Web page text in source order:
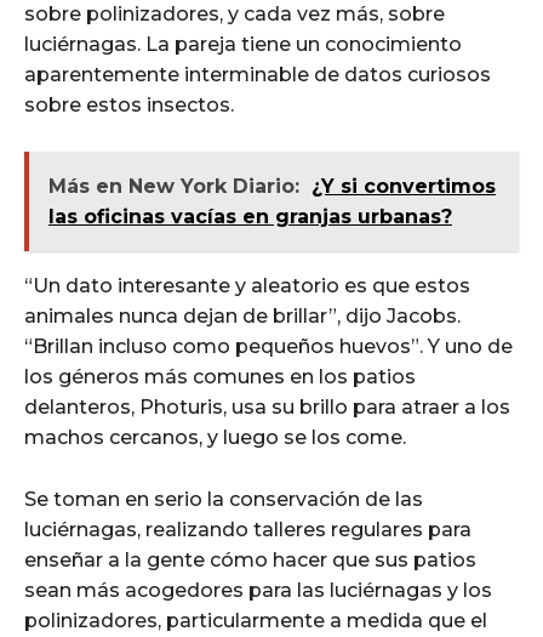
sobre polinizadores, y cada vez más, sobre
luciérnagas. La pareja tiene un conocimiento
aparentemente interminable de datos curiosos
sobre estos insectos.
Más en New York Diario: ¿Y si convertimos
las oficinas vacías en granjas urbanas?
“Un dato interesante y aleatorio es que estos
animales nunca dejan de brillar”, dijo Jacobs.
“Brillan incluso como pequeños huevos”. Y uno de
los géneros más comunes en los patios
delanteros, Photuris, usa su brillo para atraer a los
machos cercanos, y luego se los come.
Se toman en serio la conservación de las
luciérnagas, realizando talleres regulares para
enseñar a la gente cómo hacer que sus patios
sean más acogedores para las luciérnagas y los
polinizadores, particularmente a medida que el